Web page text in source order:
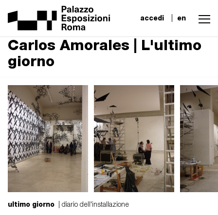
accedi en
Carlos Amorales | L'ultimo
giorno
ultimo giorno | diario dell'installazione